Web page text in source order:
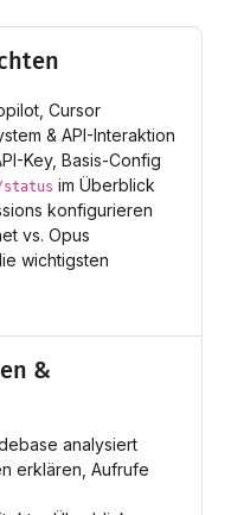
Cursor
& API-Interaktion
Key, Basis-Config
im Überblick
konfigurieren
vs. Opus
wichtigsten
&
analysiert
erklären, Aufrufe